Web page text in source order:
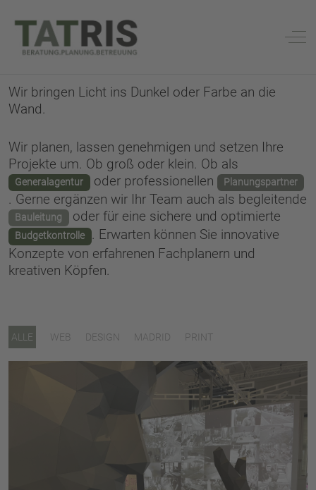
Off-
Wir bringen Licht ins Dunkel oder Farbe an die
Wand.
Wir planen, lassen genehmigen und setzen Ihre
Projekte um. Ob groß oder klein. Ob als
Generalagentur oder professionellen Planungspartner
. Gerne ergänzen wir Ihr Team auch als begleitende
Bauleitung oder für eine sichere und optimierte
Budgetkontrolle . Erwarten können Sie innovative
Konzepte von erfahrenen Fachplanern und
kreativen Köpfen.
ALLE WEB DESIGN MADRID PRINT